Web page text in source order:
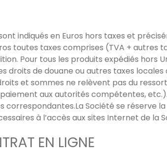
Hiverning
Soeurs
du soleil !
moi
indiqués en Euros hors taxes et
toutes taxes comprises (TVA + autres
Pour tous les produits expédiés hors
de douane ou autres taxes locales
et sommes ne relèvent pas du
aux autorités compétentes,
Société se réserve
à l’accès aux sites Internet de la
EN LIGNE